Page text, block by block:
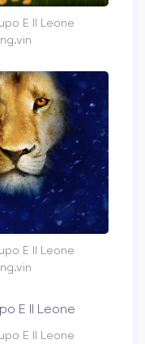
E Il Leone
E Il Leone
E Il Leone